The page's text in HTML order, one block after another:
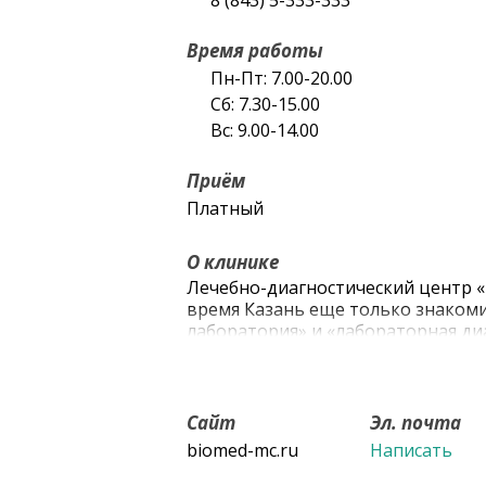
Время работы
Пн-Пт: 7.00-20.00
Сб: 7.30-15.00
Вс: 9.00-14.00
Приём
Платный
О клинике
Лечебно-диагностический центр
время Казань еще только
лаборатория» и «лабораторная
лаборатория, где впервые в
методам. В настоящее время
медицинское учреждение, лидер
Казани (по итогам независимого
Сайт
biomed-mc.ru
Эл. почта
Написать